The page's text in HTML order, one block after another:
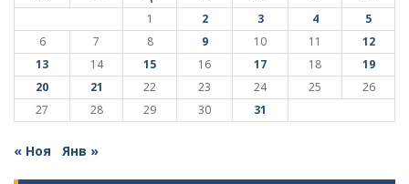
1
2 3 4
5
6
7 8 9 10 11
12
13
14 15 16 17 18
19
20
21 22 23 24 25
26
27
28 29 30 31
« Ноя Янв »